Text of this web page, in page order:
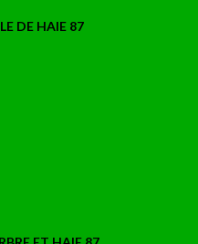
DE HAIE 87